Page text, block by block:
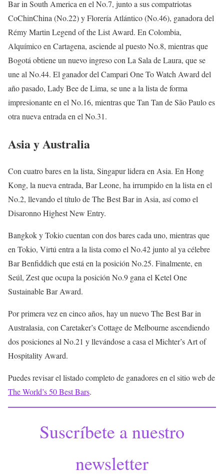
Bar in South America en el No.7, junto a sus compatriotas
CoChinChina (No.22) y Florería Atlántico (No.46), ganadora del
Rémy Martin Legend of the List Award. En Colombia,
Alquímico en Cartagena, asciende al puesto No.8, mientras que
Bogotá obtiene un nuevo ingreso con La Sala de Laura, que se
une al No.44. El ganador del Campari One To Watch Award del
año pasado, Lady Bee de Lima, se une a la lista de forma
impresionante en el No.16, mientras que Tan Tan de São Paulo es
otra nueva entrada en el No.31.
Asia y Australia
Con cuatro bares en la lista, Singapur lidera en Asia. En Hong
Kong, la nueva entrada, Bar Leone, ha irrumpido en la lista en el
No.2, llevando el título de The Best Bar in Asia, así como el
Disaronno Highest New Entry.
Bangkok y Tokio cuentan con dos bares cada uno, mientras que
en Tokio, Virtú entra a la lista como el No.42 junto al ya célebre
Bar Benfiddich que está en la posición No.25. Finalmente, en
Seúl, Zest que ocupa la posición No.9 gana el Ketel One
Sustainable Bar Award.
Por primera vez en cinco años, hay un nuevo The Best Bar in
Australasia, con Caretaker’s Cottage de Melbourne ascendiendo
dos posiciones al No.21 y llevándose a casa el Michter’s Art of
Hospitality Award.
Puedes revisar el listado completo de ganadores en el sitio web de
The World’s 50 Best Bars.
Suscríbete a nuestro
newsletter